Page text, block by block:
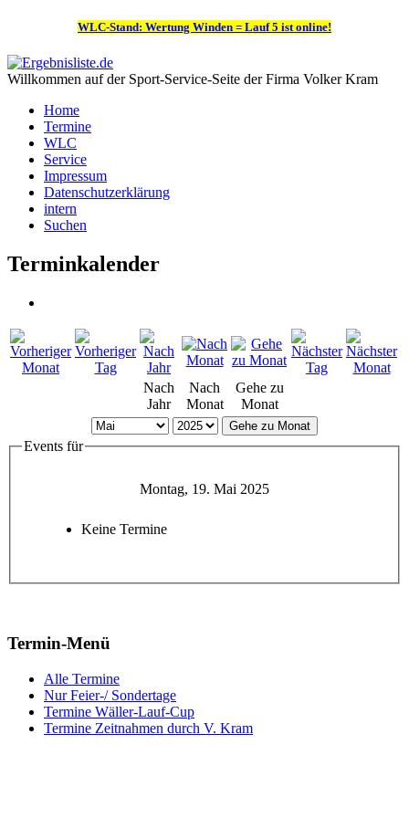
WLC-Stand: Wertung Winden = Lauf 5 ist online!
Willkommen auf der Sport-Service-Seite der Firma Volker Kram
Home
Termine
WLC
Service
Impressum
Datenschutzerklärung
intern
Suchen
Terminkalender
Nach
Jahr
Nach
Monat
Gehe zu
Monat
Gehe zu Monat
Events für
Montag, 19. Mai 2025
Keine Termine
Termin-Menü
Alle Termine
Nur Feier-/ Sondertage
Termine Wäller-Lauf-Cup
Termine Zeitnahmen durch V. Kram